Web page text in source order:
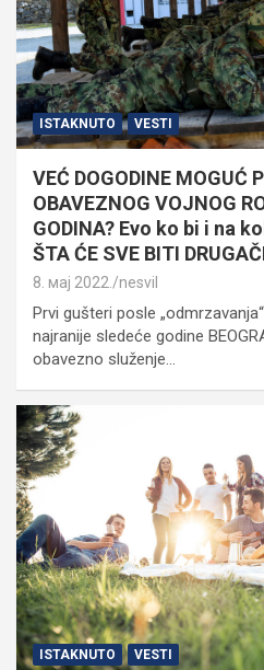
ISTAKNUTO VESTI
VEĆ DOGODINE MOGUĆ
OBAVEZNOG VOJNOG
GODINA? Evo ko bi i na
ŠTA ĆE SVE BITI
8. мај 2022. nesvil
Prvi gušteri posle
najranije sledeće godine
obavezno služenje…
ISTAKNUTO VESTI